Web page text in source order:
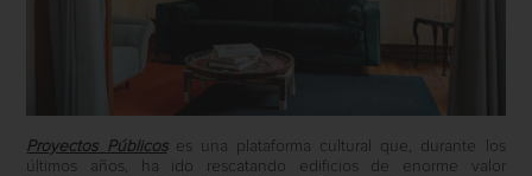
Proyectos Públicoses una plataforma cultural que, durante los
últimos años, ha ido rescatando edificios de enorme valor